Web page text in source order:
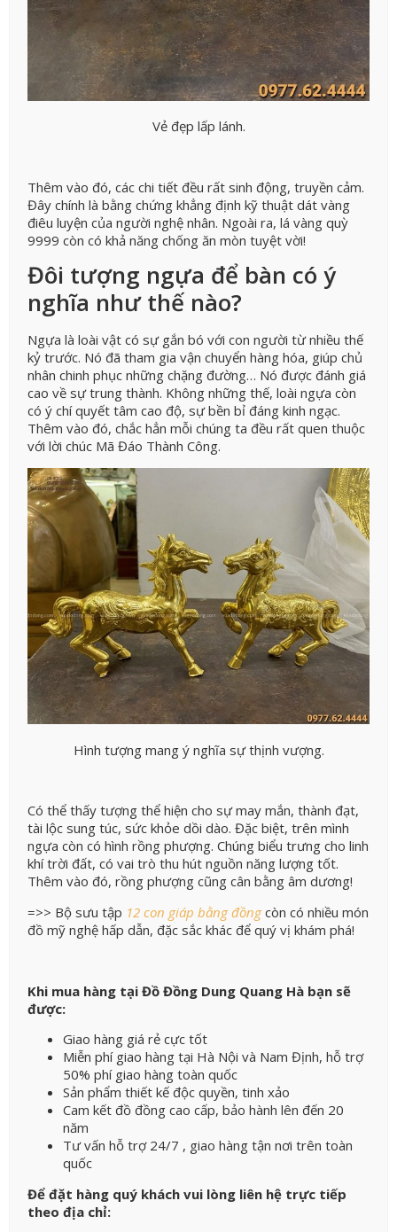
Vẻ đẹp lấp lánh.
Thêm vào đó, các chi tiết đều rất sinh động, truyền cảm.
Đây chính là bằng chứng khẳng định kỹ thuật dát vàng
điêu luyện của người nghệ nhân. Ngoài ra, lá vàng quỳ
9999 còn có khả năng chống ăn mòn tuyệt vời!
Đôi tượng ngựa để bàn có ý
nghĩa như thế nào?
Ngựa là loài vật có sự gắn bó với con người từ nhiều thế
kỷ trước. Nó đã tham gia vận chuyển hàng hóa, giúp chủ
nhân chinh phục những chặng đường… Nó được đánh giá
cao về sự trung thành. Không những thế, loài ngựa còn
có ý chí quyết tâm cao độ, sự bền bỉ đáng kinh ngạc.
Thêm vào đó, chắc hẳn mỗi chúng ta đều rất quen thuộc
với lời chúc Mã Đáo Thành Công.
Hình tượng mang ý nghĩa sự thịnh vượng.
Có thể thấy tượng thể hiện cho sự may mắn, thành đạt,
tài lộc sung túc, sức khỏe dồi dào. Đặc biệt, trên mình
ngựa còn có hình rồng phượng. Chúng biểu trưng cho linh
khí trời đất, có vai trò thu hút nguồn năng lượng tốt.
Thêm vào đó, rồng phượng cũng cân bằng âm dương!
=>> Bộ sưu tập 12 con giáp bằng đồngcòn có nhiều món
đồ mỹ nghệ hấp dẫn, đặc sắc khác để quý vị khám phá!
Khi mua hàng tại Đồ Đồng Dung Quang Hà bạn sẽ
được:
Giao hàng giá rẻ cực tốt
Miễn phí giao hàng tại Hà Nội và Nam Định, hỗ trợ
50% phí giao hàng toàn quốc
Sản phẩm thiết kế độc quyền, tinh xảo
Cam kết đồ đồng cao cấp, bảo hành lên đến 20
năm
Tư vấn hỗ trợ 24/7 , giao hàng tận nơi trên toàn
quốc
Để đặt hàng quý khách vui lòng liên hệ trực tiếp
theo địa chỉ: